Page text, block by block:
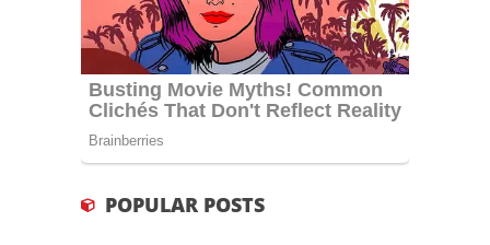
POPULAR POSTS